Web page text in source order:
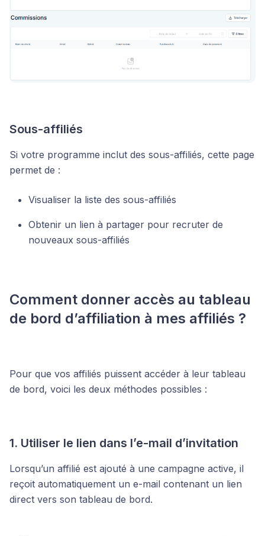
Sous-affiliés
Si votre programme inclut des sous-affiliés, cette page
permet de :
Visualiser la liste des sous-affiliés
Obtenir un lien à partager pour recruter de
nouveaux sous-affiliés
Comment donner accès au tableau
de bord d’affiliation à mes affiliés ?
Pour que vos affiliés puissent accéder à leur tableau
de bord, voici les deux méthodes possibles :
1. Utiliser le lien dans l’e-mail d’invitation
Lorsqu’un affilié est ajouté à une campagne active, il
reçoit automatiquement un e-mail contenant un lien
direct vers son tableau de bord.